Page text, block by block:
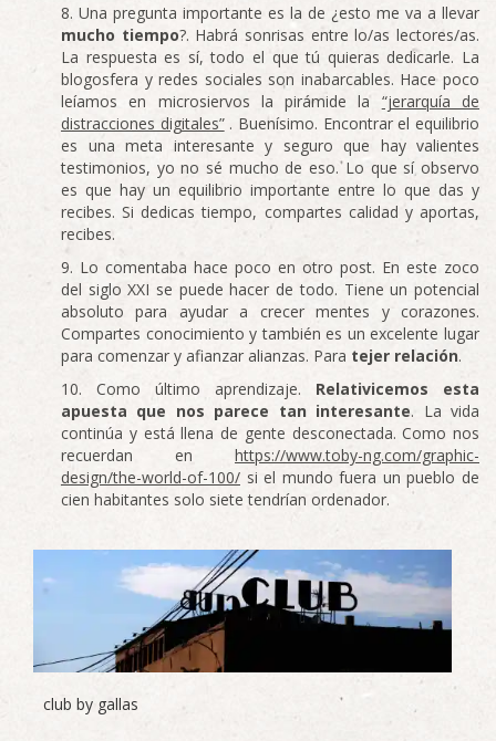
Una pregunta importante es la de ¿esto me va a llevar
mucho tiempo?. Habrá sonrisas entre lo/as lectores/as.
La respuesta es sí, todo el que tú quieras dedicarle. La
blogosfera y redes sociales son inabarcables. Hace poco
leíamos en microsiervos la pirámide la “jerarquía de
distracciones digitales”. Buenísimo. Encontrar el equilibrio
es una meta interesante y seguro que hay valientes
testimonios, yo no sé mucho de eso. Lo que sí observo
es que hay un equilibrio importante entre lo que das y
recibes. Si dedicas tiempo, compartes calidad y aportas,
recibes.
Lo comentaba hace poco en otro post. En este zoco
del siglo XXI se puede hacer de todo. Tiene un potencial
absoluto para ayudar a crecer mentes y corazones.
Compartes conocimiento y también es un excelente lugar
para comenzar y afianzar alianzas. Para tejer relación.
Como último aprendizaje. Relativicemos esta
apuesta que nos parece tan interesante. La vida
continúa y está llena de gente desconectada. Como nos
recuerdan en https://www.toby-ng.com/graphic-
design/the-world-of-100/ si el mundo fuera un pueblo de
cien habitantes solo siete tendrían ordenador.
club by gallas